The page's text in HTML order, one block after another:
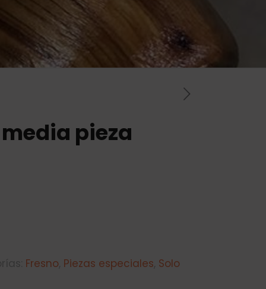
media pieza
Fresno Piezas especiales Solo